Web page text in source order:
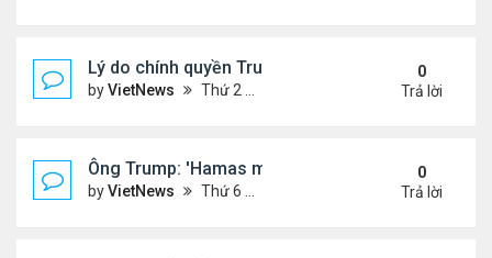
Lý do chính quyền Trump khó truy tố ông Obama
byVietNews Thứ 2 Tháng 7 28, 2025 5:24 pm
0
Trả lời
Ông Trump: 'Hamas muốn chết thay vì ngừng bắn'
byVietNews Thứ 6 Tháng 7 25, 2025 5:40 pm
0
Trả lời